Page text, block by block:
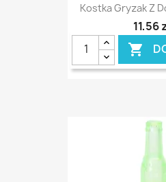
Kostka Gryzak Z
11,56
